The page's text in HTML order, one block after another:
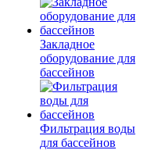
Закладное
оборудование для
бассейнов
Фильтрация воды
для бассейнов